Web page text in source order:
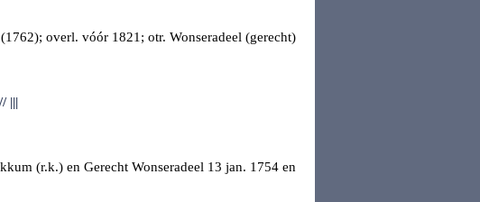
overl. vóór 1821; otr. Wonseradeel (gerecht)
|||
(r.k.) en Gerecht Wonseradeel 13 jan. 1754 en